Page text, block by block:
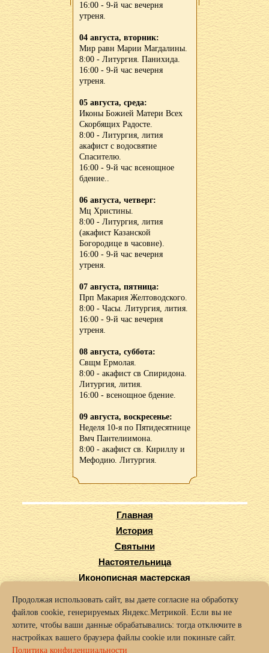
16:00 - 9-й час вечерня
утреня.
04 августа, вторник:
Мир равн Марии Магдалины.
8:00 - Литургия. Панихида.
16:00 - 9-й час вечерня
утреня.
05 августа, среда:
Иконы Божией Матери Всех
Скорбящих Радосте.
8:00 - Литургия, лития
акафист с водосвятие
Спасителю.
16:00 - 9-й час всенощное
бдение..
06 августа, четверг:
Мц Христины.
8:00 - Литургия, лития
(акафист Казанской
Богородице в часовне).
16:00 - 9-й час вечерня
утреня.
07 августа, пятница:
Прп Макария Желтоводского.
8:00 - Часы. Литургия, лития.
16:00 - 9-й час вечерня
утреня.
08 августа, суббота:
Свщм Ермолая.
8:00 - акафист св Спиридона.
Литургия, лития.
16:00 - всенощное бдение.
09 августа, воскресенье:
Неделя 10-я по Пятидесятнице
Вмч Пантелиимона.
8:00 - акафист св. Кириллу и
Мефодию. Литургия.
Главная
История
Святыни
Настоятельница
Иконописная мастерская
Карта сайта
Заказать требы
© 2016-2025 Архиерейское подворье храма во имя Святых Кирилла
Продолжая использовать сайт, вы даете согласие на обработку
файлов cookie, генерируемых Яндекс.Метрикой. Если вы не
хотите, чтобы ваши данные обрабатывались: тогда отключите в
настройках вашего браузера файлы cookie или покиньте сайт.
Политика конфиденциальности